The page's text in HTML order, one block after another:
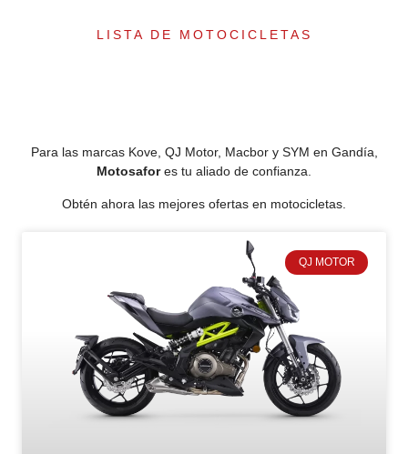
LISTA DE MOTOCICLETAS
Para las marcas Kove, QJ Motor, Macbor y SYM en Gandía,
Motosafores tu aliado de confianza.
Obtén ahora las mejores ofertas en motocicletas.
QJ MOTOR